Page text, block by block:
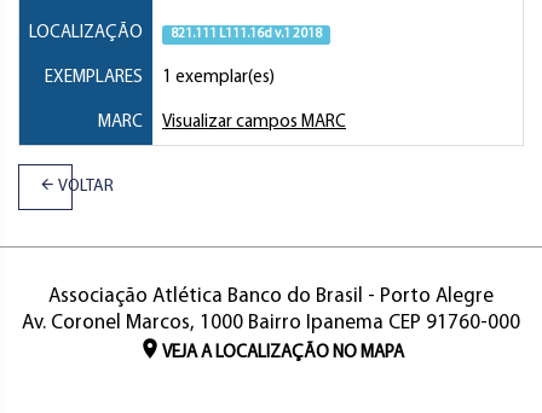
LOCALIZAÇÃO 821.111 L111.16d v.1 2018
EXEMPLARES 1 exemplar(es)
MARC Visualizar campos MARC
VOLTAR
Associação Atlética Banco do Brasil - Porto Alegre
Av. Coronel Marcos, 1000 Bairro Ipanema CEP 91760-000
VEJA A LOCALIZAÇÃO NO MAPA